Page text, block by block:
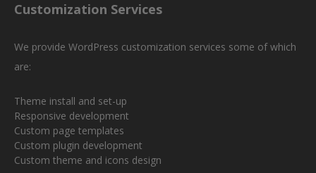
Customization Services
We provide WordPress customization services some of which
are:
Theme install and set-up
Responsive development
Custom page templates
Custom plugin development
Custom theme and icons design